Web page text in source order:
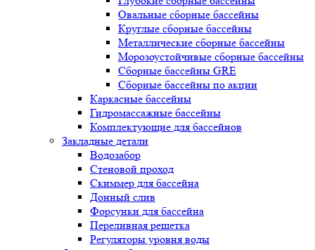
Овальные сборные бассейны
Круглые сборные бассейны
Металлические сборные бассейны
Морозоустойчивые сборные бассейны
Сборные бассейны GRE
Сборные бассейны по акции
Каркасные бассейны
Гидромассажные бассейны
Комплектующие для бассейнов
Закладные детали
Водозабор
Стеновой проход
Скиммер для бассейна
Донный слив
Форсунки для бассейна
Переливная решетка
Регуляторы уровня воды